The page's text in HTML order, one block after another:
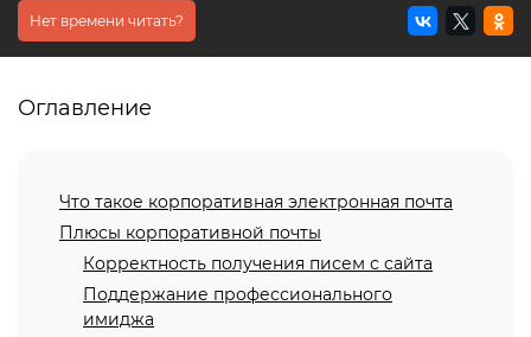
Нет времени читать?
Оглавление
Что такое корпоративная электронная почта
Плюсы корпоративной почты
Корректность получения писем с сайта
Поддержание профессионального
имиджа
Доработка сайтов
Комплексный аудит сайта
Поисковое продвижение (SEO)
Продвижение в нейросетях (GEO)
Продвижение медицинских
сайтов
Продвижение сайтов